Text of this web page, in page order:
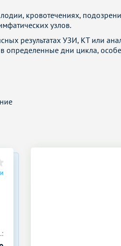
кровотечениях,
узлов.
результатах УЗИ, КТ или
определенные дни цикла,